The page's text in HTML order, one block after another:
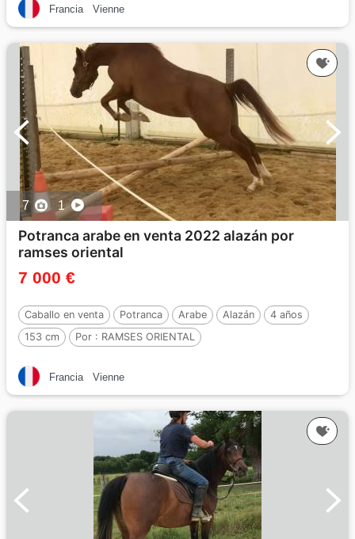
Francia Vienne
7 1
Potranca arabe en venta 2022 alazán por
ramses oriental
7 000 €
Caballo en venta Potranca Arabe Alazán
4 años
153 cm
Por : RAMSES ORIENTAL
Francia Vienne